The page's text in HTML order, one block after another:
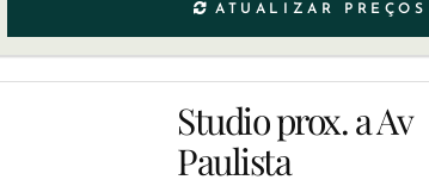
ATUALIZAR PREÇOS
Studio prox. a Av
Paulista